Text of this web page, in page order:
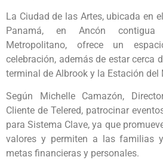
La Ciudad de las Artes, ubicada en
Panamá, en Ancón
Metropolitano, ofrece un
celebración, además de estar cerca
terminal de Albrook y la Estación del
Según Michelle Camazón,
Cliente de Telered, patrocinar
para Sistema Clave, ya que
valores y permiten a las familias
metas financieras y personales.